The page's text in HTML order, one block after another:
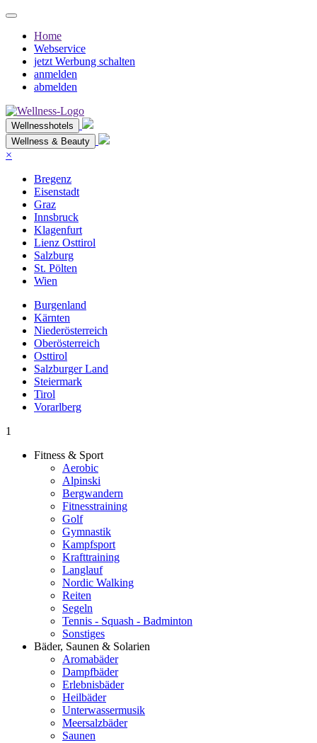
Home
Webservice
jetzt Werbung schalten
anmelden
abmelden
Wellnesshotels
Wellness & Beauty
×
Bregenz
Eisenstadt
Graz
Innsbruck
Klagenfurt
Lienz Osttirol
Salzburg
St. Pölten
Wien
Burgenland
Kärnten
Niederösterreich
Oberösterreich
Osttirol
Salzburger Land
Steiermark
Tirol
Vorarlberg
1
Fitness & Sport
Aerobic
Alpinski
Bergwandern
Fitnesstraining
Golf
Gymnastik
Kampfsport
Krafttraining
Langlauf
Nordic Walking
Reiten
Segeln
Tennis - Squash - Badminton
Sonstiges
Bäder, Saunen & Solarien
Aromabäder
Dampfbäder
Erlebnisbäder
Heilbäder
Unterwassermusik
Meersalzbäder
Saunen